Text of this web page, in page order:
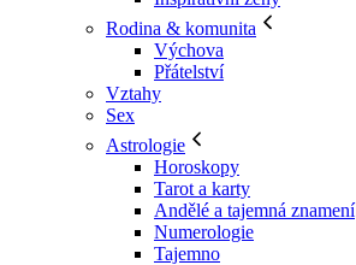
Rodina & komunita
Výchova
Přátelství
Vztahy
Sex
Astrologie
Horoskopy
Tarot a karty
Andělé a tajemná znamení
Numerologie
Tajemno